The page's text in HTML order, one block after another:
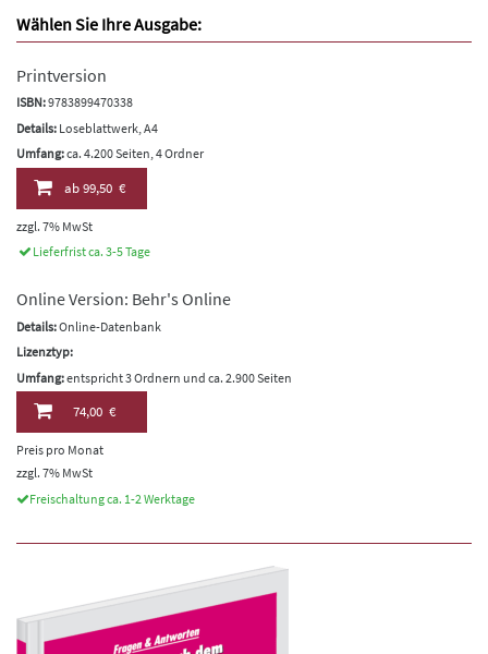
Wählen Sie Ihre Ausgabe:
Printversion
ISBN:9783899470338
Details: Loseblattwerk, A4
Umfang:ca. 4.200 Seiten, 4 Ordner
ab99,50 €
zzgl. 7% MwSt
Lieferfrist ca. 3-5 Tage
Online Version: Behr's Online
Details:Online-Datenbank
Lizenztyp:
Umfang:entspricht 3 Ordnern und ca. 2.900 Seiten
74,00 €
Preis pro Monat
zzgl. 7% MwSt
Freischaltung ca. 1-2 Werktage